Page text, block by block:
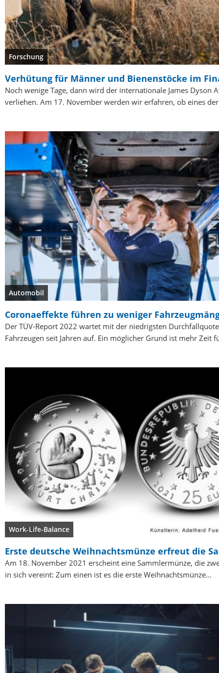
Forschung
Verhütung für Männer und Bienenstöcke im
Noch wenige Tage, dann wird der internationale James Dyson
verliehen. Am 17. November werden wir erfahren, ob eines
Automobil
Coronaeffekte führen zu weniger
Der TÜV-Report 2022 wartet mit der niedrigsten
Fahrzeugen seit Jahren auf. Ein möglicher Grund ist mehr Zeit
Work-Life-Balance
Erste deutsche Weihnachtsmünze erfreut die
Am 18. November 2021 erscheint eine Sammlermünze, die
in sich vereint: Zum einen ist es die erste Weihnachtsmünze…